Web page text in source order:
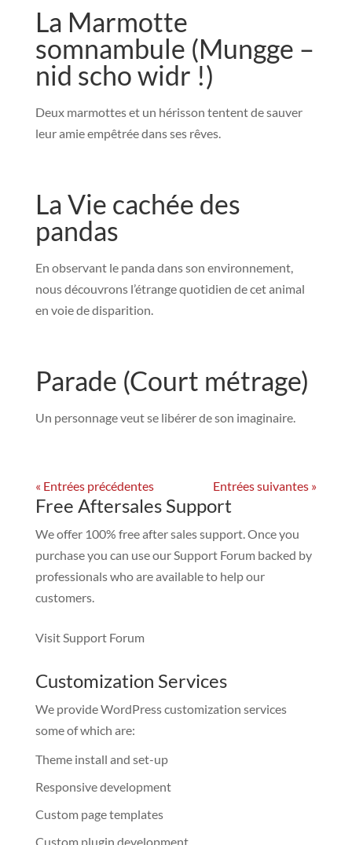
La Marmotte
somnambule (Mungge –
nid scho widr !)
Deux marmottes et un hérisson tentent de sauver
leur amie empêtrée dans ses rêves.
La Vie cachée des
pandas
En observant le panda dans son environnement,
nous découvrons l’étrange quotidien de cet animal
en voie de disparition.
Parade (Court métrage)
Un personnage veut se libérer de son imaginaire.
« Entrées précédentes Entrées suivantes »
Free Aftersales Support
We offer 100% free after sales support. Once you
purchase you can use ourSupport Forumbacked by
professionals who are available to help our
customers.
Visit Support Forum
Customization Services
We provide WordPress customization services
some of which are:
Theme install and set-up
Responsive development
Custom page templates
Custom plugin development